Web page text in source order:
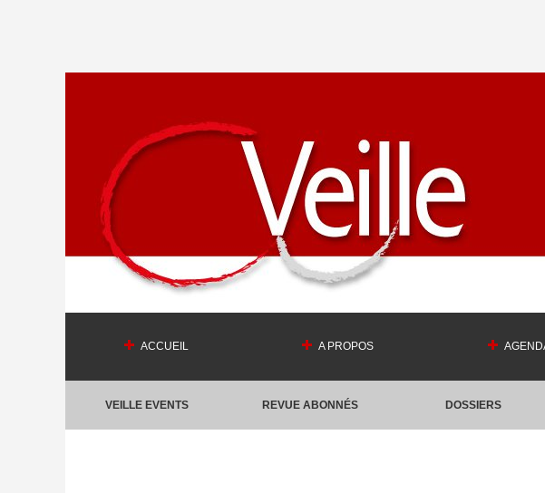
ACCUEIL A PROPOS
VEILLE EVENTS REVUE ABONNÉS DOSSIERS